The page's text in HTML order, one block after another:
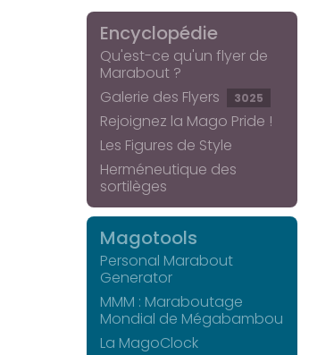
Encyclopédie
Qu'est-ce qu'un flyer de
Marabout ?
Galerie des Flyers
3025
Rejoignez la Mago Pride !
Les Figures de Style
Herméneutique des
sortilèges
Magotools
Personal Marabout
Generator
MMM : Maraboutage
Mondial de Mégabambou
La MagoClock